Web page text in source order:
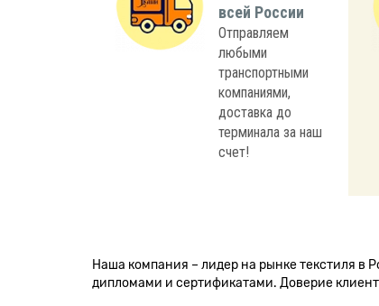
всей России
Отправляем
любыми
транспортными
компаниями,
доставка до
терминала за наш
счет!
Наша компания – лидер на рынке текстиля
дипломами и сертификатами. Доверие